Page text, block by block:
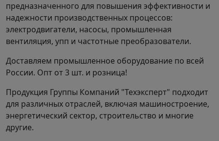
предназначенного для повышения эффективности и
надежности производственных процессов:
электродвигатели, насосы, промышленная
вентиляция, упп и частотные преобразователи.
Доставляем промышленное оборудование по всей
России. Опт от 3 шт. и розница!
Продукция Группы Компаний "Техэксперт" подходит
для различных отраслей, включая машиностроение,
энергетический сектор, строительство и многие
другие.